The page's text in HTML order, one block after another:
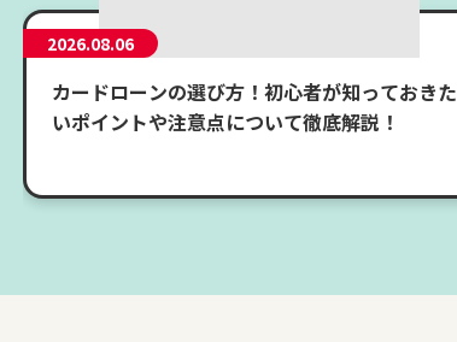
2026.08.06
カードローンの選び方！初心者が知っておきた
いポイントや注意点について徹底解説！